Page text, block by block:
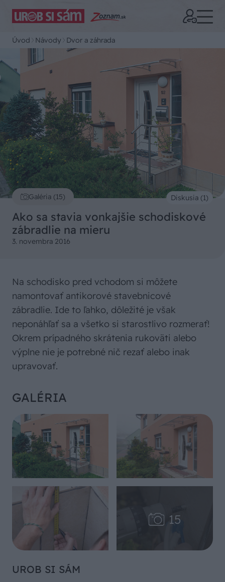
Úvod Návody Dvor a záhrada
Galéria (15)
Ako sa stavia vonkajšie schodiskové
zábradlie na mieru
3. novembra 2016
Diskusia (1)
Na schodisko pred vchodom si môžete
namontovať antikorové stavebnicové
zábradlie. Ide to ľahko, dôležité je však
neponáhľať sa a všetko si starostlivo rozmerať!
Okrem prípadného skrátenia rukoväti alebo
výplne nie je potrebné nič rezať alebo inak
upravovať.
GALÉRIA
UROB SI SÁM